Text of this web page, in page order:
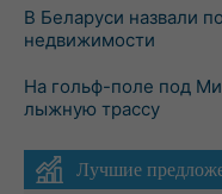
В Беларуси назвали
недвижимости
На гольф-поле под
лыжную трассу
Лучшие